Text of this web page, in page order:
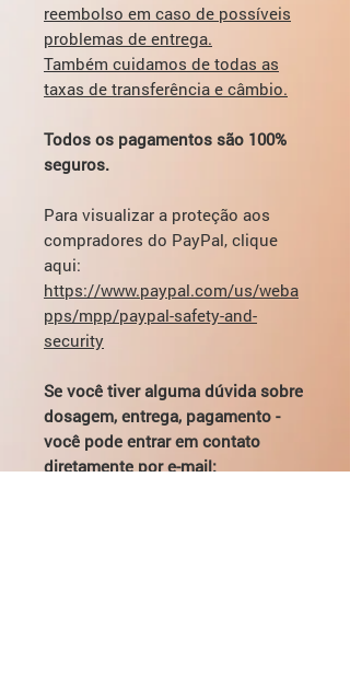
reembolso em caso de possíveis
problemas de entrega.
Também cuidamos de todas as
taxas de transferência e câmbio.
Todos os pagamentos são 100%
seguros.
Para visualizar a proteção aos
compradores do PayPal, clique
aqui:
https://www.paypal.com/us/weba
pps/mpp/paypal-safety-and-
security
Se você tiver alguma dúvida sobre
dosagem, entrega, pagamento -
você pode entrar em contato
diretamente por e-mail: